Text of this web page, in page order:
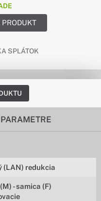
SPLÁTOK
(LAN) redukcia
- samica (F)